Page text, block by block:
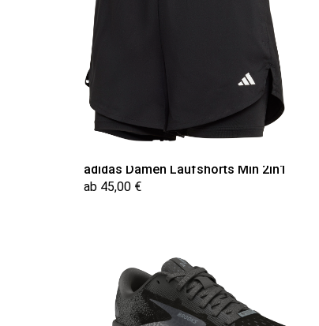
adidas Damen Laufshorts Min 2in1
ab 45,00 €